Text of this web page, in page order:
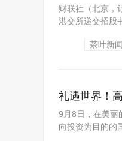
财联社（北京，
港交所递交招股
茶叶新闻
礼遇世界！
9月8日，在美丽
向投资为目的的